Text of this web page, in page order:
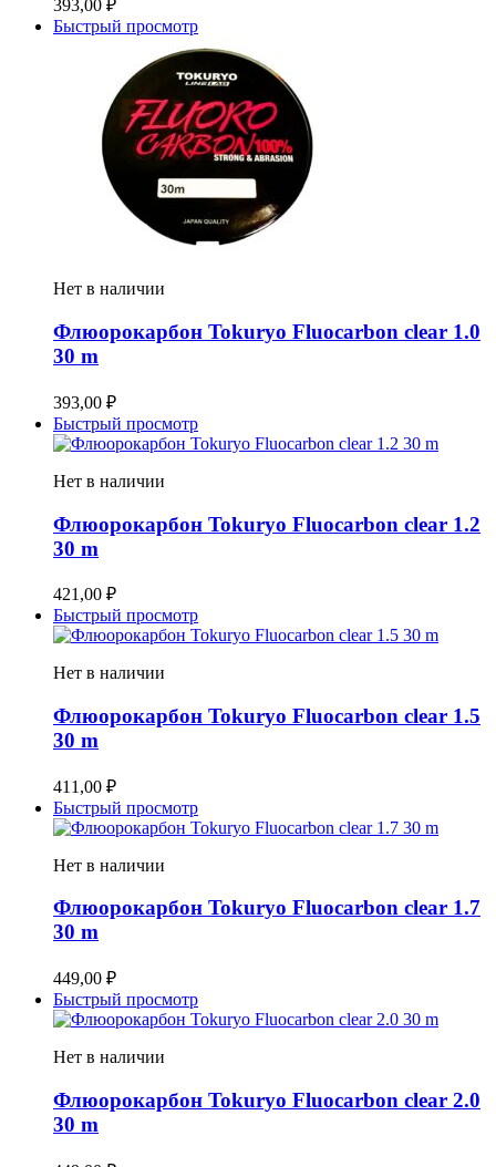
393,00 ₽
Быстрый просмотр
Нет в наличии
Флюорокарбон Tokuryo Fluocarbon clear 1.0
30 m
393,00 ₽
Быстрый просмотр
Нет в наличии
Флюорокарбон Tokuryo Fluocarbon clear 1.2
30 m
421,00 ₽
Быстрый просмотр
Нет в наличии
Флюорокарбон Tokuryo Fluocarbon clear 1.5
30 m
411,00 ₽
Быстрый просмотр
Нет в наличии
Флюорокарбон Tokuryo Fluocarbon clear 1.7
30 m
449,00 ₽
Быстрый просмотр
Нет в наличии
Флюорокарбон Tokuryo Fluocarbon clear 2.0
30 m